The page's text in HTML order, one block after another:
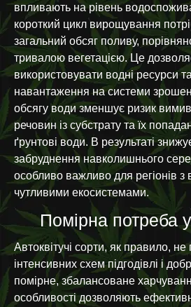
впливають на рівень
короткий цикл вирощування
загальний обсяг поливу,
тривалою вегетацією. Це
використовувати водні ресурси
навантаження на системи
обсягу води зменшує ризик
речовин із субстрату та їх
ґрунтові води. В результаті
забруднення навколишнього
особливо важливо для регіонів з
чутливими екосистемами.
Помірна потреба
Автоквітучі сорти, як правило,
інтенсивних схем підгодівлі і
помірне, збалансоване
особливості дозволяють